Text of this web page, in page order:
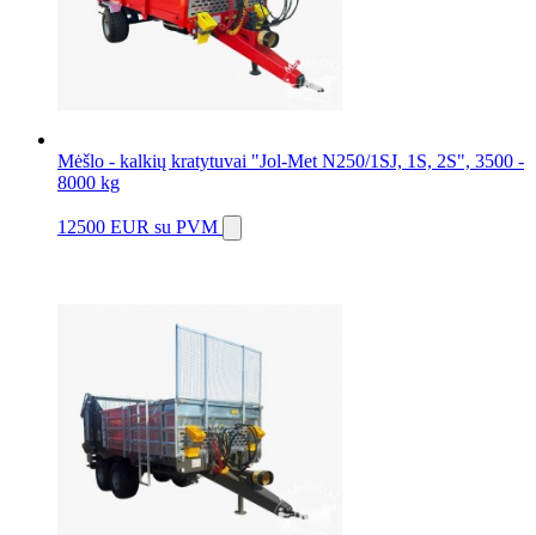
Mėšlo - kalkių kratytuvai "Jol-Met N250/1SJ, 1S, 2S", 3500 -
8000 kg
12500 EUR su PVM